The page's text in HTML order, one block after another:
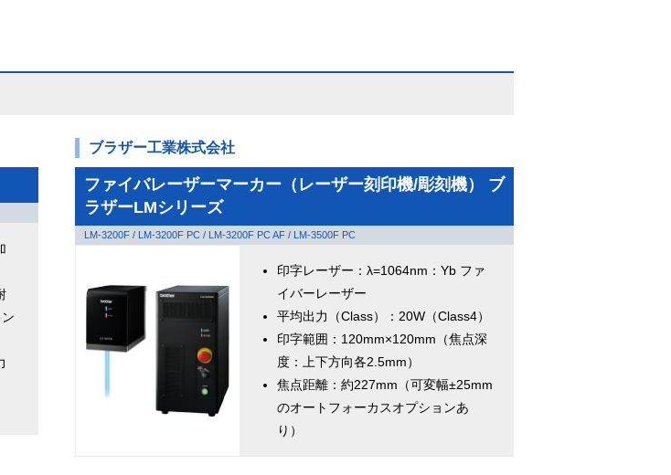
ブラザー工業株式会社
ファイバレーザーマーカー（レーザー刻印機/彫刻機） ブ
ラザーLMシリーズ
LM-3200F / LM-3200F PC / LM-3200F PC AF / LM-3500F PC
印字レーザー：λ=1064nm：Yb ファ
イバーレーザー
平均出力（Class）：20W（Class4）
印字範囲：120mm×120mm（焦点深
度：上下方向各2.5mm）
焦点距離：約227mm（可変幅±25mm
のオートフォーカスオプションあ
り）